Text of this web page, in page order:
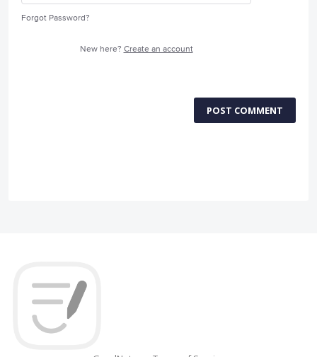
Forgot Password?
New here? Create an account
POST COMMENT